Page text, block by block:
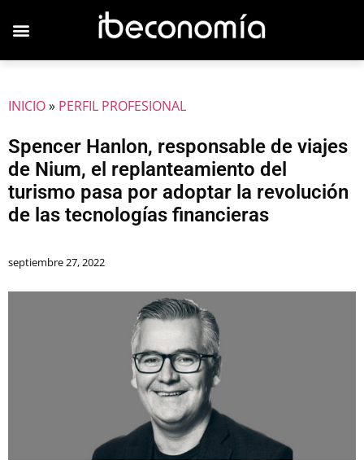
INICIO» PERFIL PROFESIONAL
Spencer Hanlon, responsable de viajes
de Nium, el replanteamiento del
turismo pasa por adoptar la revolución
de las tecnologías financieras
septiembre 27, 2022